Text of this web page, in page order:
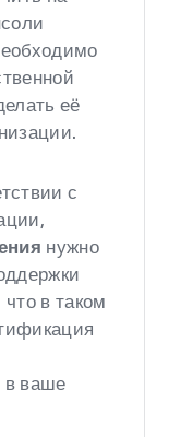
её
с
нужно
в таком
в ваше